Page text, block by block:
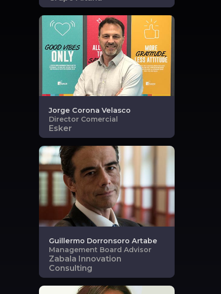
Jorge Corona Velasco
Director Comercial
Esker
Guillermo Dorronsoro Artabe
Management Board Advisor
Zabala Innovation
Consulting